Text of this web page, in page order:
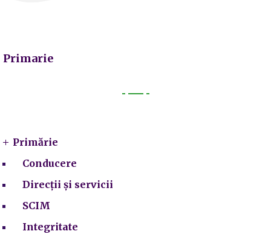
Primarie
Primărie
Conducere
Direcții și servicii
SCIM
Integritate